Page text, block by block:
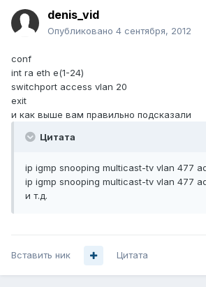
denis_vid
Опубликовано 4 сентября, 2012
conf
int ra eth e(1-24)
switchport access vlan 20
exit
и как выше вам правильно подсказали
Цитата
ip igmp snooping multicast-tv vlan 477
ip igmp snooping multicast-tv vlan 477
и т.д.
Вставить ник Цитата